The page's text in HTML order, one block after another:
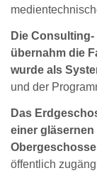
Die
übernahm die
wurde als
und der
Das
einer
öffentlich